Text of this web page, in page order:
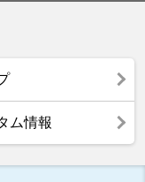
ム情報